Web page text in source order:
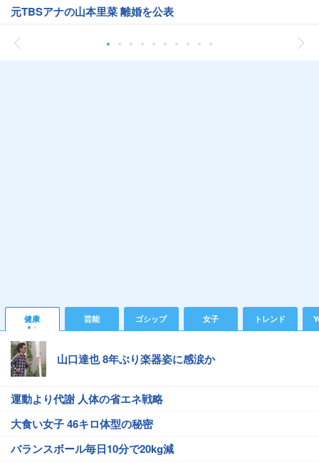
元TBSアナの山本里菜 離婚を公表
健康 芸能 ゴシップ 女子 トレンド
山口達也 8年ぶり楽器姿に感涙か
運動より代謝 人体の省エネ戦略
大食い女子 46キロ体型の秘密
バランスボール毎日10分で20kg減